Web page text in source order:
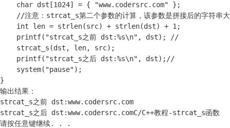
char dst[1024] = { "www.codersrc.com" };
//注意：strcat_s第二个参数的计算，该参数是拼接后的字符串大
int len = strlen(src) + strlen(dst) + 1;
printf("strcat_s之前 dst:%s\n", dst); //
strcat_s(dst, len, src);
printf("strcat_s之后 dst:%s\n", dst);//
system("pause");
}
输出结果：
strcat_s之前 dst:www.codersrc.com
strcat_s之后 dst:www.codersrc.comC/C++教程-strcat_s函数
请按任意键继续. . .